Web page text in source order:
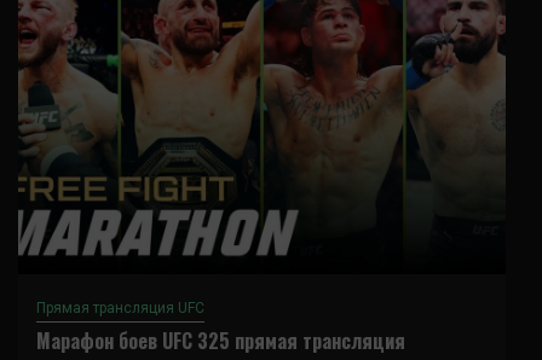
Прямая трансляция UFC
Марафон боев UFC 325 прямая трансляция